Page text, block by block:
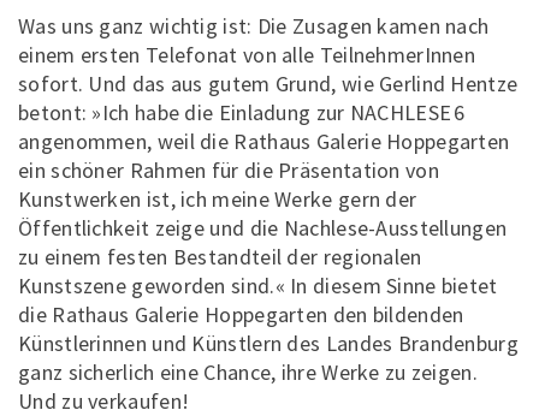
Was uns ganz wichtig ist: Die Zusagen kamen nach
einem ersten Telefonat von alle TeilnehmerInnen
sofort. Und das aus gutem Grund, wie Gerlind Hentze
betont: »Ich habe die Einladung zur NACHLESE 6
angenommen, weil die Rathaus Galerie Hoppegarten
ein schöner Rahmen für die Präsentation von
Kunstwerken ist, ich meine Werke gern der
Öffentlichkeit zeige und die Nachlese-Ausstellungen
zu einem festen Bestandteil der regionalen
Kunstszene geworden sind.« In diesem Sinne bietet
die Rathaus Galerie Hoppegarten den bildenden
Künstlerinnen und Künstlern des Landes Brandenburg
ganz sicherlich eine Chance, ihre Werke zu zeigen.
Und zu verkaufen!